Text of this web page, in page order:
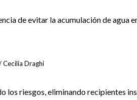
de evitar la acumulación de agua
Cecilia Draghi
los riesgos, eliminando recipientes